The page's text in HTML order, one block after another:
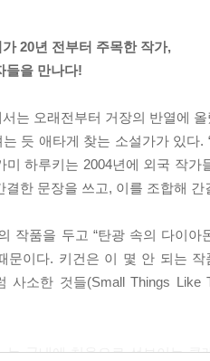
기억하려 애쓰지만 그랬던 때가
나에게서 시선을 떼지 않는다. “
지만 그 이상은 안 하죠. 이런
다란 달이 진입로를 지나 저 멀
다 보니 마음이 가라앉기 시작
도록 보폭을 줄인다.
20년 전부터 주목한 작가,
들을 만나다!
는 오래전부터 거장의 반열에
듯 애타게 찾는 소설가가 있다
미 하루키는 2004년에 외국 작
결한 문장을 쓰고, 이를 조합해
작품을 두고 “탄광 속의 다이
문이다. 키건은 이 몇 안 되는
사소한 것들(Small Things
국내에 처음으로 선보이는 클